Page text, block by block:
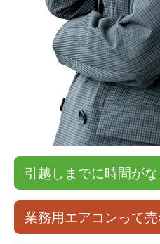
引越しまでに時間が
業務用エアコンって売